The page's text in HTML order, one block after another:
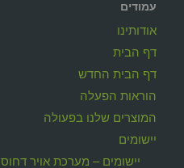
עמודים
אודותינו
דף הבית
דף הבית החדש
הוראות הפעלה
המוצרים שלנו בפעולה
יישומים
יישומים – מערכת אויר דחוס